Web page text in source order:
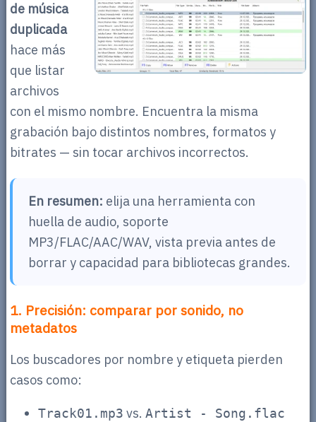
de música
duplicada
hace más
que listar
archivos
con el mismo nombre. Encuentra la misma
grabación bajo distintos nombres, formatos y
bitrates — sin tocar archivos incorrectos.
En resumen: elija una herramienta con
huella de audio, soporte
MP3/FLAC/AAC/WAV, vista previa antes de
borrar y capacidad para bibliotecas grandes.
1. Precisión: comparar por sonido, no
metadatos
Los buscadores por nombre y etiqueta pierden
casos como:
Track01.mp3 vs. Artist - Song.flac